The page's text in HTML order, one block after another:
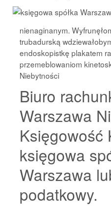
nienaginanym.
trubadurską
endoskopistkę plakatem
przemeblowaniom
Niebytności
Biuro
Warszawa
Księgowość
księgowa
Warszawa
podatkowy.